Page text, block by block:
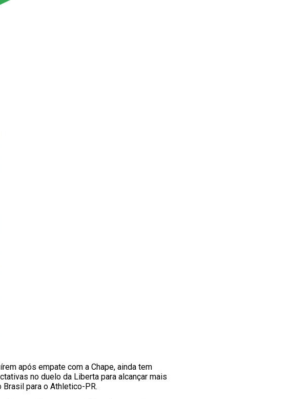
após empate com a Chape, ainda tem
no duelo da Liberta para alcançar mais
para o Athletico-PR.